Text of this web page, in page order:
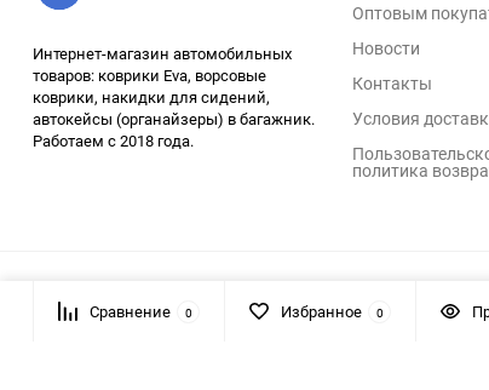
Интернет-магазин автомобильных
товаров: коврики Eva, ворсовые
коврики, накидки для сидений,
автокейсы (органайзеры) в багажник.
Работаем с 2018 года.
Оптовым
Новости
Контакты
Условия
политика
© 2026 AUTOPRODUCTS
Сравнение 0 Избранное 0